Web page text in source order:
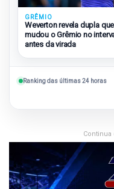
GRÊMIO
Weverton revela dupla que
mudou o Grêmio no
antes da virada
Ranking das últimas 24 horas
Continua